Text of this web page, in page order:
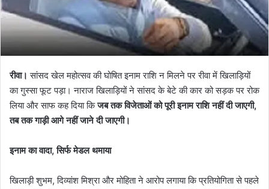
रीवा। सांसद खेल महोत्सव की घोषित इनाम राशि न मिलने पर रीवा में खिलाड़ियों
का गुस्सा फूट पड़ा। नाराज खिलाड़ियों ने सांसद के बेटे की कार को सड़क पर रोक
लिया और साफ कह दिया किजब तक विजेताओं को पूरी इनाम राशि नहीं दी जाएगी,
तब तक गाड़ी आगे नहीं जाने दी जाएगी।
इनाम का वादा, सिर्फ मेडल थमाया
खिलाड़ी शुभम, दिव्यांश मिश्रा और मोहिता ने आरोप लगाया कि प्रतियोगिता से पहले